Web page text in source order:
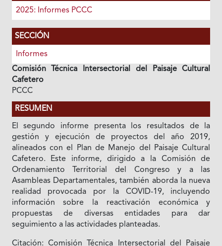
2025: Informes PCCC
SECCIÓN
Informes
Comisión Técnica Intersectorial del Paisaje Cultural
Cafetero
PCCC
RESUMEN
El segundo informe presenta los resultados de la
gestión y ejecución de proyectos del año 2019,
alineados con el Plan de Manejo del Paisaje Cultural
Cafetero. Este informe, dirigido a la Comisión de
Ordenamiento Territorial del Congreso y a las
Asambleas Departamentales, también aborda la nueva
realidad provocada por la COVID-19, incluyendo
información sobre la reactivación económica y
propuestas de diversas entidades para dar
seguimiento a las actividades planteadas.
Citación: Comisión Técnica Intersectorial del Paisaje